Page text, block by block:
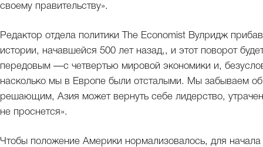
своему правительству».
Редактор отдела политики The Economist Вулридж
истории, начавшейся 500 лет назад,, и этот поворот
передовым —с четвертью мировой экономики и,
насколько мы в Европе были отсталыми. Мы забываем
решающим, Азия может вернуть себе лидерство,
не проснется».
Чтобы положение Америки нормализовалось, для